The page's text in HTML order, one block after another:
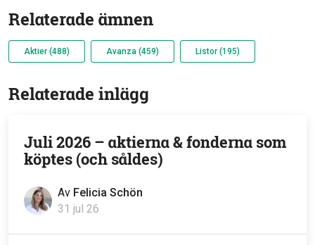
Relaterade ämnen
Aktier (488) Avanza (459) Listor (195)
Relaterade inlägg
Av Felicia Schön
31 jul 26
Juli 2026 – aktierna & fonderna som
köptes (och såldes)